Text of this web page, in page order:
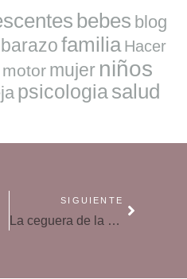
bebes blog
familia Hacer
motor mujer niños
psicologiasalud
SIGUIENTE
La ceguera de la nieve